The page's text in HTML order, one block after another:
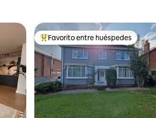
Favorito entre huéspedes preferido
Favorito entre huéspedes